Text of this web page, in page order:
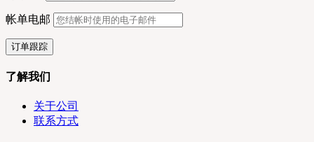
帐单电邮
订单跟踪
了解我们
关于公司
联系方式